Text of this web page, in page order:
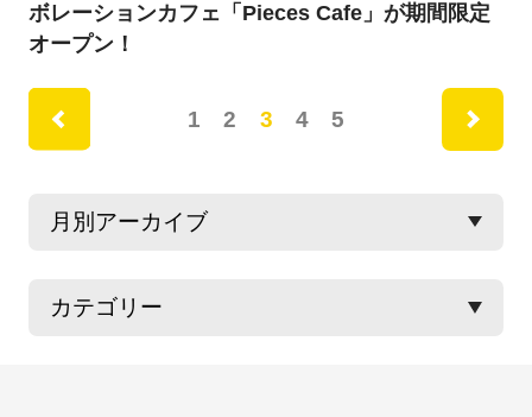
ボレーションカフェ「Pieces Cafe」が期間限定
オープン！
1 2 3 4 5